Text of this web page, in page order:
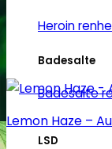
Heroin
Badesalte
Badesalte
LSD
Lemon Haze –